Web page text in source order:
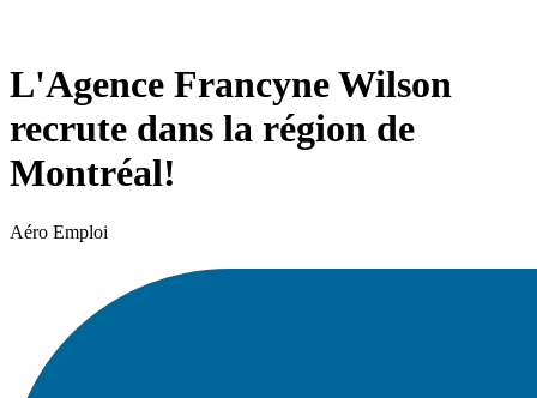
L'Agence Francyne Wilson
recrute dans la région de
Montréal!
Aéro Emploi